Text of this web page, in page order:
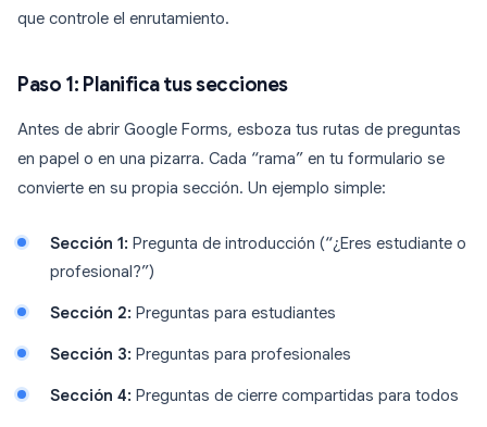
que controle el enrutamiento.
Paso 1: Planifica tus secciones
Antes de abrir Google Forms, esboza tus rutas de preguntas
en papel o en una pizarra. Cada “rama” en tu formulario se
convierte en su propia sección. Un ejemplo simple:
Sección 1: Pregunta de introducción (“¿Eres estudiante o
profesional?”)
Sección 2: Preguntas para estudiantes
Sección 3: Preguntas para profesionales
Sección 4: Preguntas de cierre compartidas para todos